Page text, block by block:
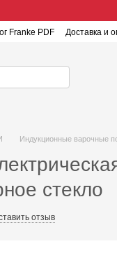
Franke PDF Доставка и
Индукционные варочные
стекло
отзыв